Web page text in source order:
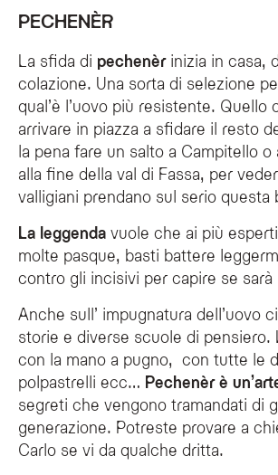
PECHENÈR
La sfida di pechenèr inizia in casa,
colazione. Una sorta di selezione
qual’è l’uovo più resistente. Quello
arrivare in piazza a sfidare il resto
la pena fare un salto a Campitello o
alla fine della val di Fassa, per
valligiani prendano sul serio questa
La leggenda vuole che ai più
molte pasque, basti battere
contro gli incisivi per capire se sarà
Anche sull’ impugnatura dell’uovo
storie e diverse scuole di pensiero.
con la mano a pugno, con tutte le
polpastrelli ecc… Pechenèr è
segreti che vengono tramandati di
generazione. Potreste provare a
Carlo se vi da qualche dritta.